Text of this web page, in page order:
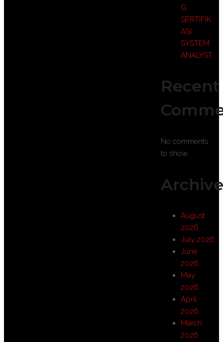
G
SERTIFIK
ASI
SYSTEM
ANALYST
Recent
No comments
to show.
August
2026
July 2026
June
2026
May
2026
April
2026
March
2026